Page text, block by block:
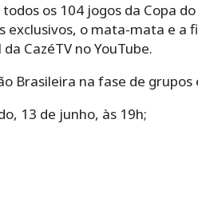
os 104 jogos da Copa
exclusivos, o mata-mata e a
CazéTV no YouTube.
Brasileira na fase de grupos
13 de junho, às 19h;